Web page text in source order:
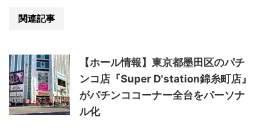
関連記事
【ホール情報】東京都墨田区のパチ
ンコ店『Super D'station錦糸町店』
がパチンココーナー全台をパーソナ
ル化